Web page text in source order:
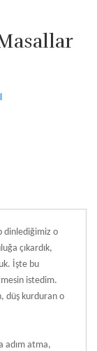
dinlediğimiz o
çıkardık,
İşte bu
istedim.
düş kurduran o
adım atma,